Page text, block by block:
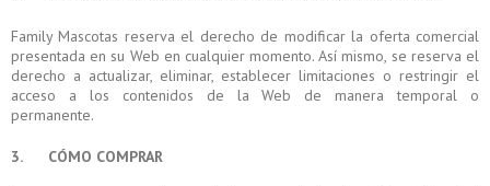
Family Mascotas reserva el derecho de modificar la oferta comercial
presentada en su Web en cualquier momento. Así mismo, se reserva el
derecho a actualizar, eliminar, establecer limitaciones o restringir el
acceso a los contenidos de la Web de manera temporal o
permanente.
3. CÓMO COMPRAR